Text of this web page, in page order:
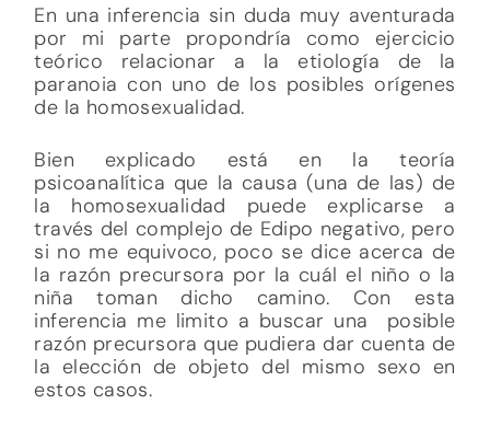
En una inferencia sin duda muy aventurada
por mi parte propondría como ejercicio
teórico relacionar a la etiología de la
paranoia con uno de los posibles orígenes
de la homosexualidad.
Bien explicado está en la teoría
psicoanalítica que la causa (una de las) de
la homosexualidad puede explicarse a
través del complejo de Edipo negativo, pero
si no me equivoco, poco se dice acerca de
la razón precursora por la cuál el niño o la
niña toman dicho camino. Con esta
inferencia me limito a buscar una posible
razón precursora que pudiera dar cuenta de
la elección de objeto del mismo sexo en
estos casos.